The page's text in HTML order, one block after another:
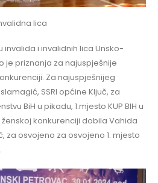
lica
invalida i invalidnih lica Unsko-
je priznanja za najuspješnije
Za najuspješnijeg
SSRI općine Ključ, za
BiH u pikadu, 1.mjesto KUP BIH u
konkurenciji dobila Vahida
za osvojeno za osvojeno 1. mjesto